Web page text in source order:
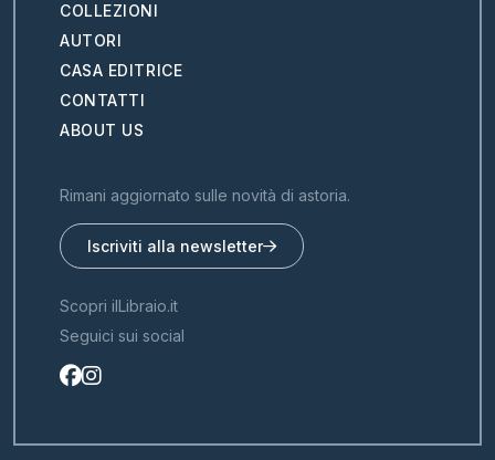
COLLEZIONI
AUTORI
CASA EDITRICE
CONTATTI
ABOUT US
Rimani aggiornato sulle novità di astoria.
Iscriviti alla newsletter
Scopri ilLibraio.it
Seguici sui social